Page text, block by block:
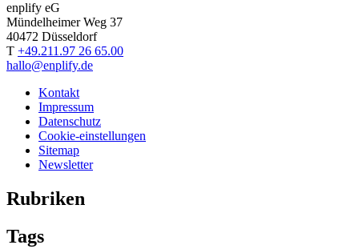
enplify eG
Mündelheimer Weg 37
40472 Düsseldorf
T +49.211.97 26 65.00
hallo@enplify.de
Kontakt
Impressum
Datenschutz
Cookie-einstellungen
Sitemap
Newsletter
Rubriken
Tags